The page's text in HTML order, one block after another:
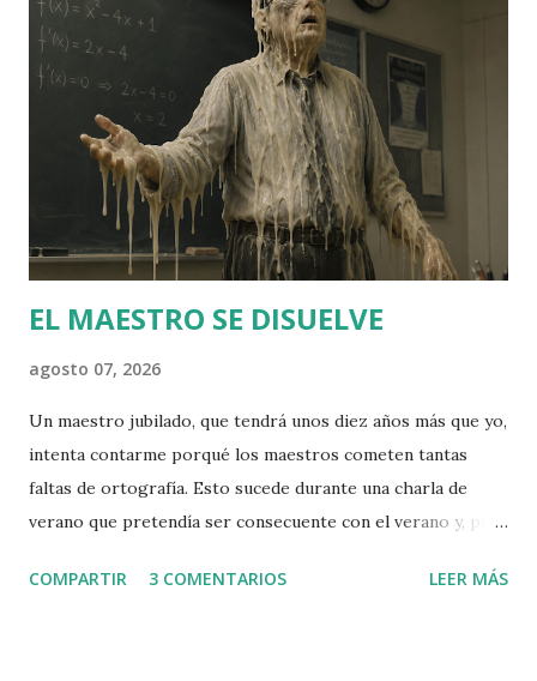
seriós molt proper a la ira, com si en qualsevol moment
anés a explotar. Llenguatge duríssim i immisericorde
contra allò que combat: la mesquinesa dels partits i,
especialment, el perill de la pèrdua d'identitat cultural
catalana enfront de les onades immigrades. En aquest
sentit, tan sols seria una versió patriòtica de Vox, amb qui
diu compartir gran part del programa exceptuant la
qüestió catalana. Orriols irr...
EL MAESTRO SE DISUELVE
agosto 07, 2026
Un maestro jubilado, que tendrá unos diez años más que yo,
intenta contarme porqué los maestros cometen tantas
faltas de ortografía. Esto sucede durante una charla de
verano que pretendía ser consecuente con el verano y, por
años 60 y 70, quienes iban a estudiar Magisterio eran
COMPARTIR 3 COMENTARIOS LEER MÁS